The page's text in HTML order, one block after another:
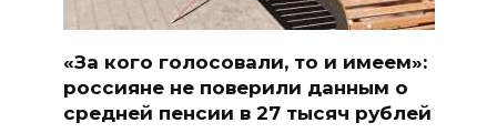
«За кого голосовали, то и имеем»:
россияне не поверили данным о
средней пенсии в 27 тысяч рублей